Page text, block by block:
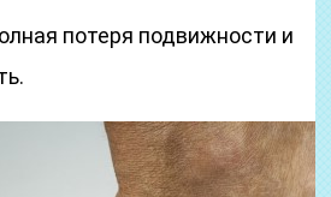
потеря подвижности и